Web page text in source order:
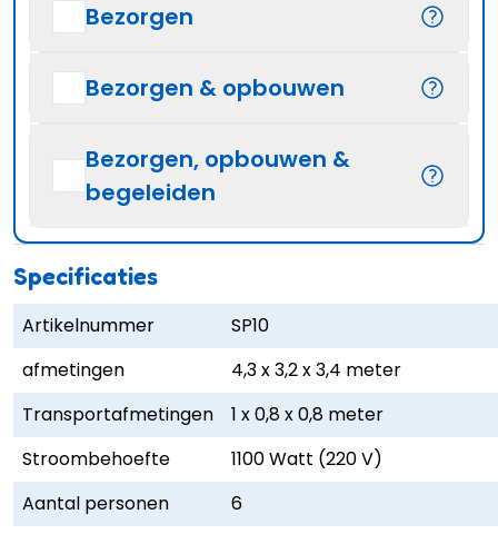
Bezorgen
Bezorgen & opbouwen
Bezorgen, opbouwen &
begeleiden
Specificaties
Artikelnummer
SP10
afmetingen
4,3 x 3,2 x 3,4 meter
Transportafmetingen
1 x 0,8 x 0,8 meter
Stroombehoefte
1100 Watt (220 V)
Aantal personen
6